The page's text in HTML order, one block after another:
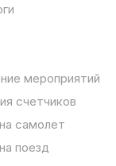
мероприятий
счетчиков
самолет
поезд